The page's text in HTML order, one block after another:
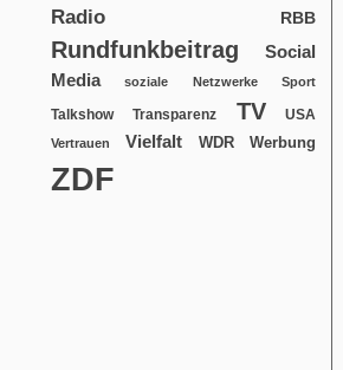
Radio RBB
Rundfunkbeitrag
Social
Media
soziale Netzwerke Sport
Talkshow Transparenz TV USA
Vertrauen Vielfalt WDR Werbung
ZDF